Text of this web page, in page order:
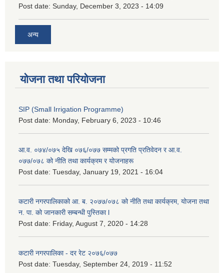
Post date: Sunday, December 3, 2023 - 14:09
अन्य
योजना तथा परियोजना
SIP (Small Irrigation Programme)
Post date: Monday, February 6, 2023 - 10:46
आ.व. ०७४/०७५ देखि ०७६/०७७ सम्मको प्रगति प्रतिवेदन र आ.व.
०७७/०७८ को नीति तथा कार्यक्रम र योजनाहरू
Post date: Tuesday, January 19, 2021 - 16:04
कटारी नगरपालिकाको आ. ब. २०७७/०७८ को नीति तथा कार्यक्रम, योजना तथा
न. पा. को जानकारी सम्बन्धी पुस्तिका l
Post date: Friday, August 7, 2020 - 14:28
कटारी नगरपालिका - दर रेट २०७६/०७७
Post date: Tuesday, September 24, 2019 - 11:52